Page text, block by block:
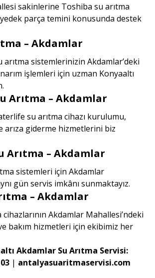
sakinlerine Toshiba su arıtma
parça temini konusunda destek
– Akdamlar
arıtma sistemlerinizin Akdamlar’deki
işlemleri için uzman Konyaaltı
Arıtma – Akdamlar
su arıtma cihazı kurulumu,
arıza giderme hizmetlerini biz
Arıtma – Akdamlar
sistemleri için Akdamlar
gün servis imkânı sunmaktayız.
– Akdamlar
Akdamlar Mahallesi’ndeki
bakım hizmetleri için ekibimiz her
Akdamlar Su Arıtma Servisi:
| antalyasuaritmaservisi.com